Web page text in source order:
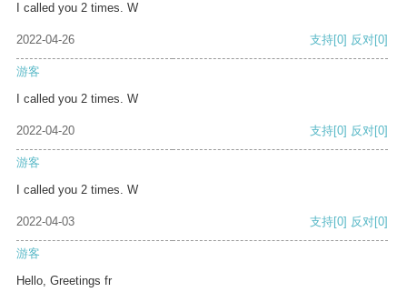
I called you 2 times. W
2022-04-26 支持[0] 反对[0]
游客
I called you 2 times. W
2022-04-20 支持[0] 反对[0]
游客
I called you 2 times. W
2022-04-03 支持[0] 反对[0]
游客
Hello, Greetings fr